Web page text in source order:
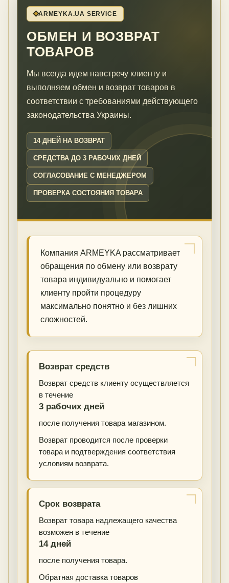
ARMEYKA.UA SERVICE
ОБМЕН И ВОЗВРАТ
ТОВАРОВ
Мы всегда идем навстречу клиенту и
выполняем обмен и возврат товаров в
соответствии с требованиями действующего
законодательства Украины.
14 ДНЕЙ НА ВОЗВРАТ
СРЕДСТВА ДО 3 РАБОЧИХ ДНЕЙ
СОГЛАСОВАНИЕ С МЕНЕДЖЕРОМ
ПРОВЕРКА СОСТОЯНИЯ ТОВАРА
Компания ARMEYKA рассматривает
обращения по обмену или возврату
товара индивидуально и помогает
клиенту пройти процедуру
максимально понятно и без лишних
сложностей.
Возврат средств
Возврат средств клиенту осуществляется
в течение
3 рабочих дней
после получения товара магазином.
Возврат проводится после проверки
товара и подтверждения соответствия
условиям возврата.
Срок возврата
Возврат товара надлежащего качества
возможен в течение
14 дней
после получения товара.
Обратная доставка товаров